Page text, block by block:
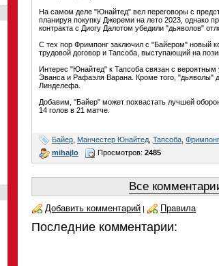
На самом деле "Юнайтед" вел переговоры с
планируя покупку Джереми на лето 2023, однако
контракта с Диогу Далотом убедили "дьяволов"
С тех пор Фримпонг заключил с "Байером" новый
трудовой договор и Тапсоба, выступающий на
Интерес "Юнайтед" к Тапсоба связан с
Эванса и Рафаэля Варана. Кроме того, "дьяволы"
Линделефа.
Добавим, "Байер" может похвастать лучшей
14 голов в 21 матче.
Байер Манчестер Юнайтед Тапсоба Фримпонг
mihajlo
Просмотров: 2485
Все
Добавить комментарий | Правила
Последние комментарии: